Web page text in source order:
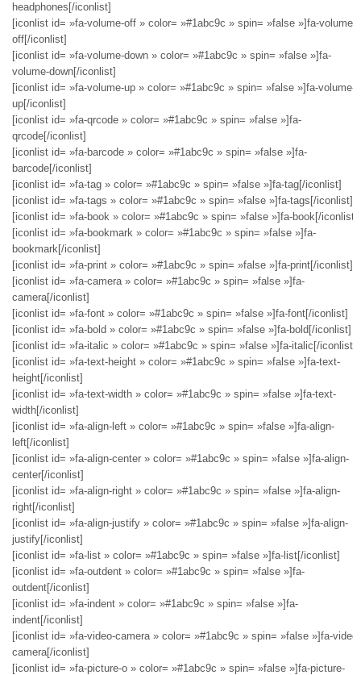
headphones[/iconlist]
[iconlist id= »fa-volume-off » color= »#1abc9c » spin= »false »]fa-volume-
off[/iconlist]
[iconlist id= »fa-volume-down » color= »#1abc9c » spin= »false »]fa-
volume-down[/iconlist]
[iconlist id= »fa-volume-up » color= »#1abc9c » spin= »false »]fa-volume-
up[/iconlist]
[iconlist id= »fa-qrcode » color= »#1abc9c » spin= »false »]fa-
qrcode[/iconlist]
[iconlist id= »fa-barcode » color= »#1abc9c » spin= »false »]fa-
barcode[/iconlist]
[iconlist id= »fa-tag » color= »#1abc9c » spin= »false »]fa-tag[/iconlist]
[iconlist id= »fa-tags » color= »#1abc9c » spin= »false »]fa-tags[/iconlist]
[iconlist id= »fa-book » color= »#1abc9c » spin= »false »]fa-book[/iconlist]
[iconlist id= »fa-bookmark » color= »#1abc9c » spin= »false »]fa-
bookmark[/iconlist]
[iconlist id= »fa-print » color= »#1abc9c » spin= »false »]fa-print[/iconlist]
[iconlist id= »fa-camera » color= »#1abc9c » spin= »false »]fa-
camera[/iconlist]
[iconlist id= »fa-font » color= »#1abc9c » spin= »false »]fa-font[/iconlist]
[iconlist id= »fa-bold » color= »#1abc9c » spin= »false »]fa-bold[/iconlist]
[iconlist id= »fa-italic » color= »#1abc9c » spin= »false »]fa-italic[/iconlist]
[iconlist id= »fa-text-height » color= »#1abc9c » spin= »false »]fa-text-
height[/iconlist]
[iconlist id= »fa-text-width » color= »#1abc9c » spin= »false »]fa-text-
width[/iconlist]
[iconlist id= »fa-align-left » color= »#1abc9c » spin= »false »]fa-align-
left[/iconlist]
[iconlist id= »fa-align-center » color= »#1abc9c » spin= »false »]fa-align-
center[/iconlist]
[iconlist id= »fa-align-right » color= »#1abc9c » spin= »false »]fa-align-
right[/iconlist]
[iconlist id= »fa-align-justify » color= »#1abc9c » spin= »false »]fa-align-
justify[/iconlist]
[iconlist id= »fa-list » color= »#1abc9c » spin= »false »]fa-list[/iconlist]
[iconlist id= »fa-outdent » color= »#1abc9c » spin= »false »]fa-
outdent[/iconlist]
[iconlist id= »fa-indent » color= »#1abc9c » spin= »false »]fa-
indent[/iconlist]
[iconlist id= »fa-video-camera » color= »#1abc9c » spin= »false »]fa-video-
camera[/iconlist]
[iconlist id= »fa-picture-o » color= »#1abc9c » spin= »false »]fa-picture-